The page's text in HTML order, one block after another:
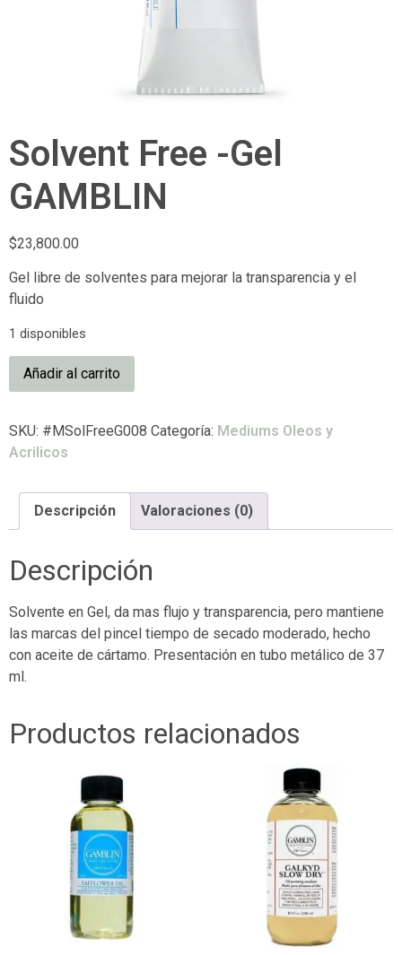
Solvent Free -Gel
GAMBLIN
$23,800.00
Gel libre de solventes para mejorar la transparencia y el
fluido
1 disponibles
Añadir al carrito
SKU: #MSolFreeG008 Categoría: Mediums Oleos y
Acrilicos
Descripción Valoraciones (0)
Descripción
Solvente en Gel, da mas flujo y transparencia, pero mantiene
las marcas del pincel tiempo de secado moderado, hecho
con aceite de cártamo. Presentación en tubo metálico de 37
ml.
Productos relacionados